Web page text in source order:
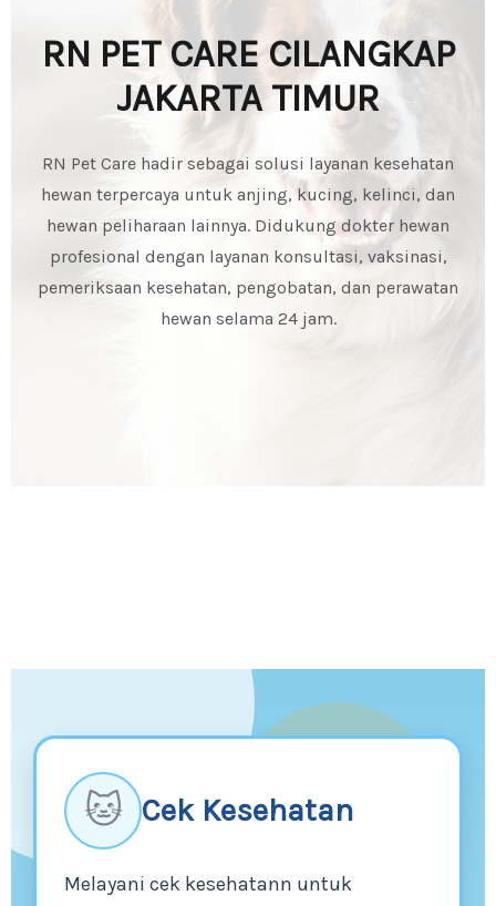
RN PET CARE CILANGKAP
JAKARTA TIMUR
RN Pet Care hadir sebagai solusi layanan kesehatan
hewan terpercaya untuk anjing, kucing, kelinci, dan
hewan peliharaan lainnya. Didukung dokter hewan
profesional dengan layanan konsultasi, vaksinasi,
pemeriksaan kesehatan, pengobatan, dan perawatan
hewan selama 24 jam.
🐱 Cek Kesehatan
Melayani cek kesehatann untuk